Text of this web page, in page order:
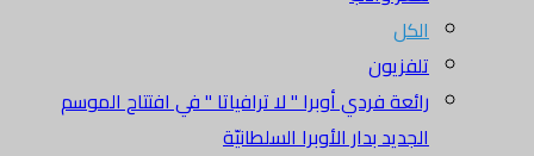
الكل
تلفزيون
رائعة فردي أوبرا " لا ترافياتا " في افتتاح الموسم
الجديد بدار الأوبرا السلطانيّة